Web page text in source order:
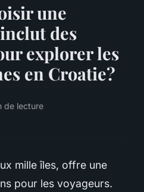
une
des
explorer les
en Croatie?
de lecture
mille îles, offre une
pour les voyageurs.